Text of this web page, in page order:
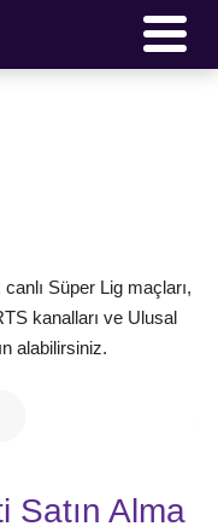
Süper Lig maçları,
kanalları ve Ulusal
alabilirsiniz.
Satın Alma